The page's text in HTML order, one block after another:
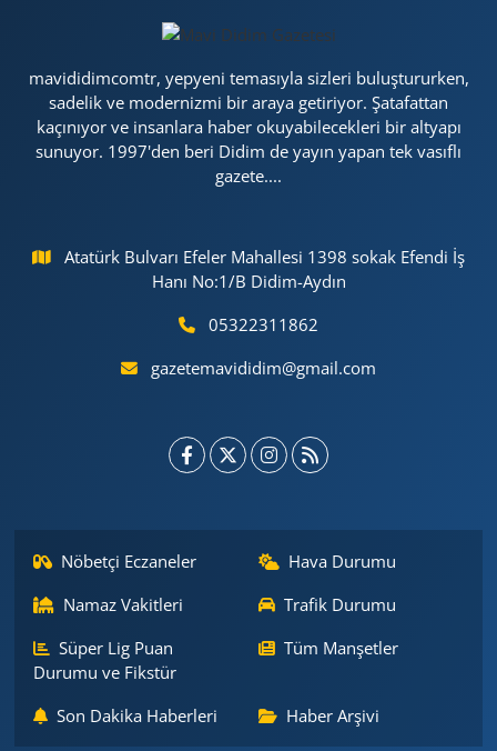
mavididimcomtr, yepyeni temasıyla sizleri buluştururken,
sadelik ve modernizmi bir araya getiriyor. Şatafattan
kaçınıyor ve insanlara haber okuyabilecekleri bir altyapı
sunuyor. 1997'den beri Didim de yayın yapan tek vasıflı
gazete....
Atatürk Bulvarı Efeler Mahallesi 1398 sokak Efendi İş
Hanı No:1/B Didim-Aydın
05322311862
gazetemavididim@gmail.com
Nöbetçi Eczaneler
Hava Durumu
Namaz Vakitleri
Trafik Durumu
Süper Lig Puan
Durumu ve Fikstür
Tüm Manşetler
Son Dakika Haberleri Haber Arşivi